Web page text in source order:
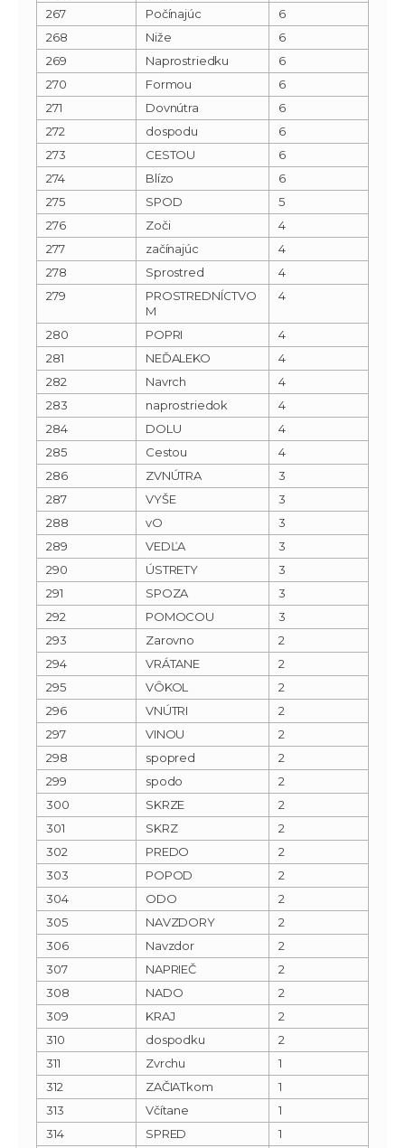
267
Počínajúc
6
268
Niže
6
269
Naprostriedku
6
270
Formou
6
271
Dovnútra
6
272
dospodu
6
273
CESTOU
6
274
Blízo
6
275
SPOD
5
276
Zoči
4
277
začínajúc
4
278
Sprostred
4
279
PROSTREDNÍCTVO
M
4
280 POPRI
4
281
NEĎALEKO
4
282
Navrch
4
283
naprostriedok
4
284
DOLU
4
285
Cestou
4
286
ZVNÚTRA
3
287
VYŠE
3
288
vO
3
289
VEDĽA
3
290
ÚSTRETY
3
291
SPOZA
3
292
POMOCOU
3
293
Zarovno
2
294
VRÁTANE
2
295
VÔKOL
2
296
VNÚTRI
2
297
VINOU
2
298
spopred
2
299
spodo
2
300
SKRZE
2
301
SKRZ
2
302
PREDO
2
303
POPOD
2
304
ODO
2
305
NAVZDORY
2
306
Navzdor
2
307
NAPRIEČ
2
308
NADO
2
309
KRAJ
2
310
dospodku
2
311
Zvrchu
1
312
ZAČIATkom
1
313
Včítane
1
314
SPRED
1